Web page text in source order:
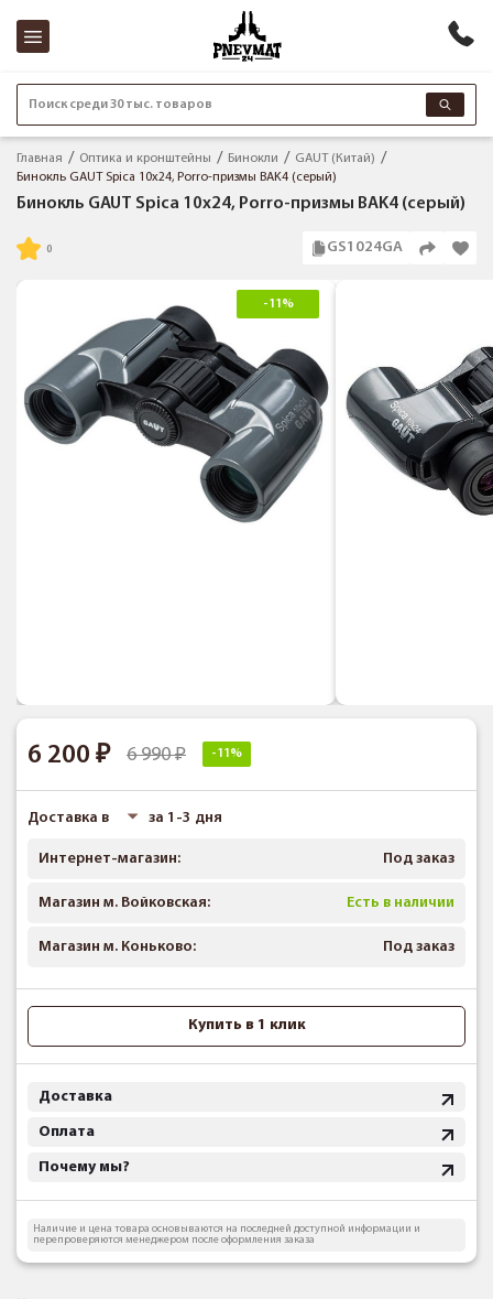
Поиск среди 30 тыс. товаров
Главная Оптика и кронштейны Бинокли
GAUT (Китай)
Бинокль GAUT Spica 10x24, Porro-призмы BAK4 (серый)
Бинокль GAUT Spica 10x24, Porro-призмы BAK4 (серый)
GS1024GA
-11%
6 200 6 990 -11%
Доставка в за 1-3 дня
Интернет-магазин: Под заказ
Магазин м. Войковская: Есть в наличии
Магазин м. Коньково: Под заказ
Купить в 1 клик
Доставка
Оплата
Почему мы?
Наличие и цена товара основываются на последней доступной информации и
перепроверяются менеджером после оформления заказа